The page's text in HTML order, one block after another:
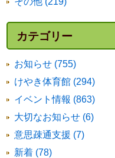
カテゴリー
お知らせ (755)
けやき体育館 (294)
イベント情報 (863)
大切なお知らせ (6)
意思疎通支援 (7)
新着 (78)